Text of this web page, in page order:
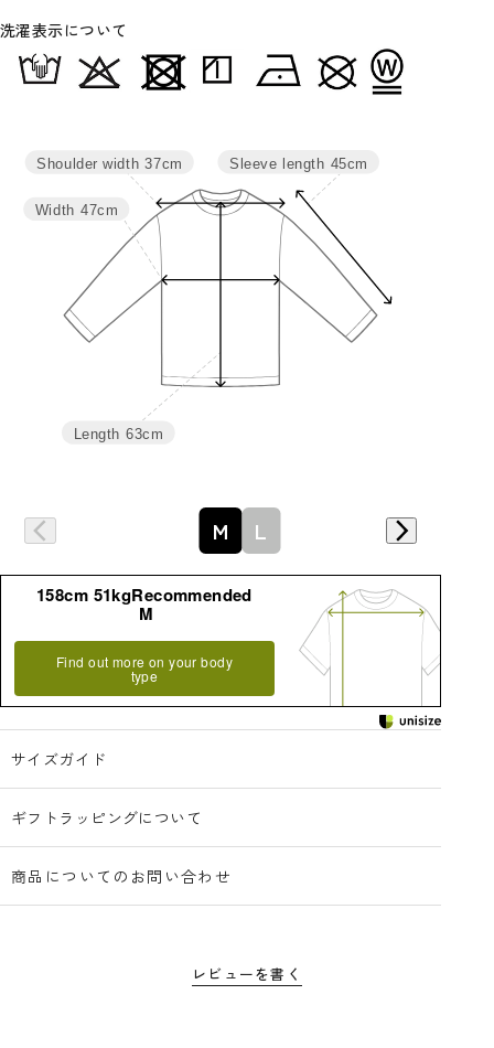
洗濯表示について
Sleeve length 45cm
Length 63cm
Width 47cm
Shoulder width 37cm
M L
158cm 51kgRecommended
M
Find out more on your body
type
サイズガイド
ギフトラッピングについて
商品についてのお問い合わせ
レビューを書く